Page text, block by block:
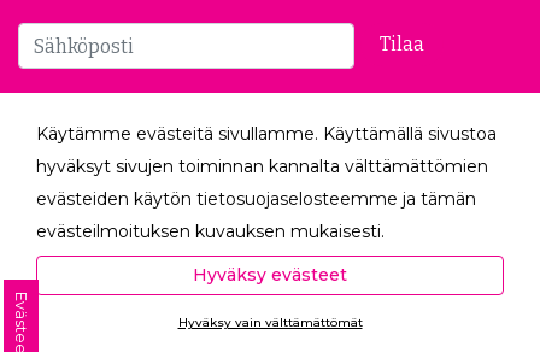
Tilaamalla uutiskirjeemme saat uusimmat edut
Seuraa meitä
Käytämme evästeitä sivullamme. Käyttämällä sivustoa
hyväksyt sivujen toiminnan kannalta välttämättömien
evästeiden käytön tietosuojaselosteemme ja tämän
evästeilmoituksen kuvauksen mukaisesti.
Hyväksyessäsi analytiikka- ja markkinointievästeet
autat meitä mittaamaan ja analysoimaan
verkkosivumme toimintaa ja käyttöä (Analytiikka ja
Hyväksy evästeet
Hyväksy vain välttämättömät
Evästeet